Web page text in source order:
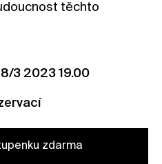
těchto
3 2023 19.00
zdarma